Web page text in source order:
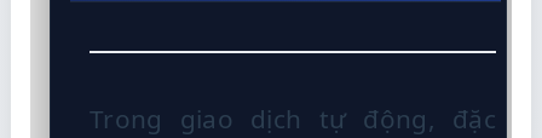
Trong giao dịch tự động, đặc